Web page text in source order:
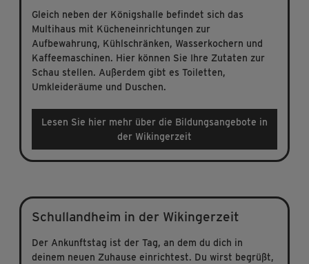
Gleich neben der Königshalle befindet sich das
Multihaus mit Kücheneinrichtungen zur
Aufbewahrung, Kühlschränken, Wasserkochern und
Kaffeemaschinen. Hier können Sie Ihre Zutaten zur
Schau stellen. Außerdem gibt es Toiletten,
Umkleideräume und Duschen.
Lesen Sie hier mehr über die Bildungsangebote in
der Wikingerzeit
Schullandheim in der Wikingerzeit
Der Ankunftstag ist der Tag, an dem du dich in
deinem neuen Zuhause einrichtest. Du wirst begrüßt,